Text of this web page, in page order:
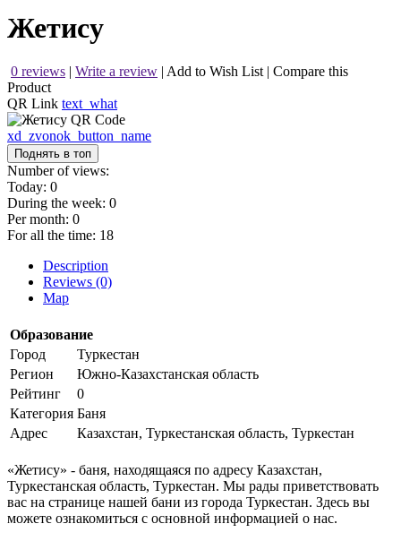
Жетису
0 reviews | Write a review | Add to Wish List | Compare this
Product
QR Link text_what
xd_zvonok_button_name
Поднять в топ
Number of views:
Today: 0
During the week: 0
Per month: 0
For all the time: 18
Description
Reviews (0)
Map
Образование
Город
Туркестан
Регион
Южно-Казахстанская область
Рейтинг
0
Категория Баня
Адрес
Казахстан, Туркестанская область, Туркестан
«Жетису» - баня, находящаяся по адресу Казахстан,
Туркестанская область, Туркестан. Мы рады приветствовать
вас на странице нашей бани из города Туркестан. Здесь вы
можете ознакомиться с основной информацией о нас.